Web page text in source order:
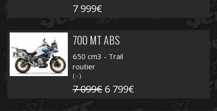
7 999€
700 MT ABS
650 cm3 - Trail
routier
( - )
7 099€ 6 799€